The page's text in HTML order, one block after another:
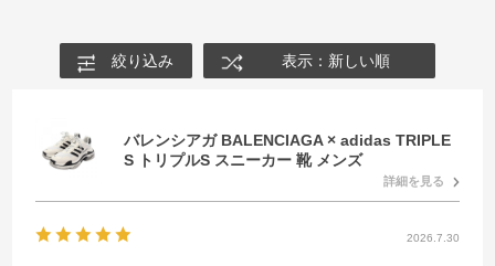
絞り込み 表示：新しい順
バレンシアガ BALENCIAGA × adidas TRIPLE
S トリプルS スニーカー 靴 メンズ
詳細を見る
2026.7.30